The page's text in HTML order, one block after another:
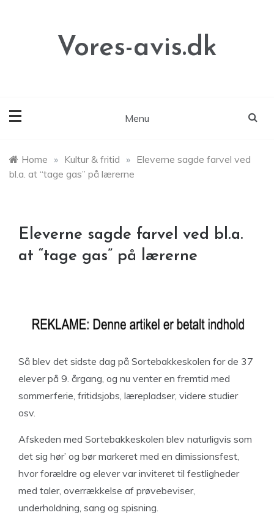
Vores-avis.dk
Menu
Home » Kultur & fritid » Eleverne sagde farvel ved
bl.a. at “tage gas” på lærerne
Eleverne sagde farvel ved bl.a.
at “tage gas” på lærerne
Så blev det sidste dag på Sortebakkeskolen for de 37
elever på 9. årgang, og nu venter en fremtid med
sommerferie, fritidsjobs, lærepladser, videre studier
osv.
Afskeden med Sortebakkeskolen blev naturligvis som
det sig hør’ og bør markeret med en dimissionsfest,
hvor forældre og elever var inviteret til festligheder
med taler, overrækkelse af prøvebeviser,
underholdning, sang og spisning.